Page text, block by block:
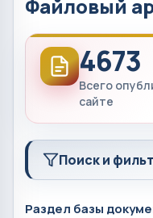
Файловый
4673
Всего
сайте
Поиск и
Раздел базы